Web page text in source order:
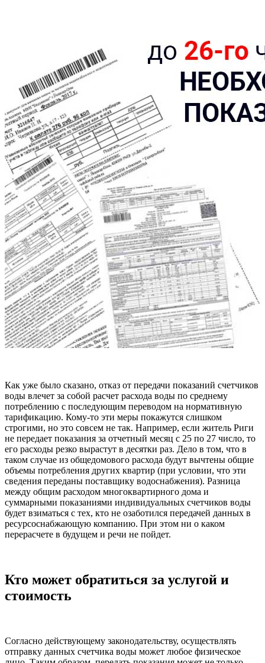
Как уже было сказано, отказ от передачи показаний счетчиков
воды влечет за собой расчет расхода воды по среднему
потреблению с последующим переводом на нормативную
тарификацию. Кому-то эти меры покажутся слишком
строгими, но это совсем не так. Например, если житель Риги
не передает показания за отчетный месяц с 25 по 27 число, то
его расходы резко вырастут в десятки раз. Дело в том, что в
таком случае из общедомового расхода будут вычтены общие
объемы потребления других квартир (при условии, что эти
сведения переданы поставщику водоснабжения). Разница
между общим расходом многоквартирного дома и
суммарными показаниями индивидуальных счетчиков воды
будет взиматься с тех, кто не озаботился передачей данных в
ресурсоснабжающую компанию. При этом ни о каком
перерасчете в будущем и речи не пойдет.
Кто может обратиться за услугой и
стоимость
Согласно действующему законодательству, осуществлять
отправку данных счетчика воды может любое физическое